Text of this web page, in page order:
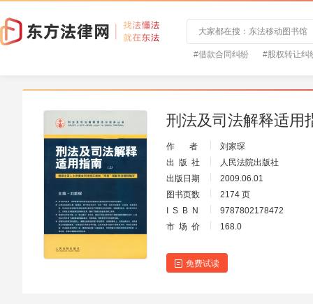
#借款合同纠纷 #股权转让纠
刑法及司法解释适用
作 者
刘家琛
出 版 社
人民法院出版社
出版日期
2009.06.01
图书页数
2174 页
I S B N
9787802178472
市 场 价
168.0
免费试读